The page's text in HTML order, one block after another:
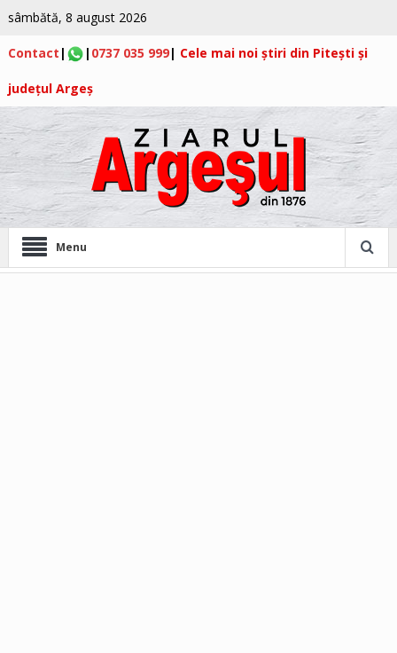
sâmbătă, 8 august 2026
Contact | | 0737 035 999| Cele mai noi știri din Pitești și
județul Argeș
Menu